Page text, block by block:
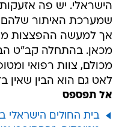
הישראלי. יש פה אזעקות
שמערכת האיתור שלהם
אך למעשה ההפצצות
מכאן. בהתחלה קב"ט
מכולם, צוות רפואי
לאט גם הוא הבין שאין
אל תפספס
בית החולים הישראלי